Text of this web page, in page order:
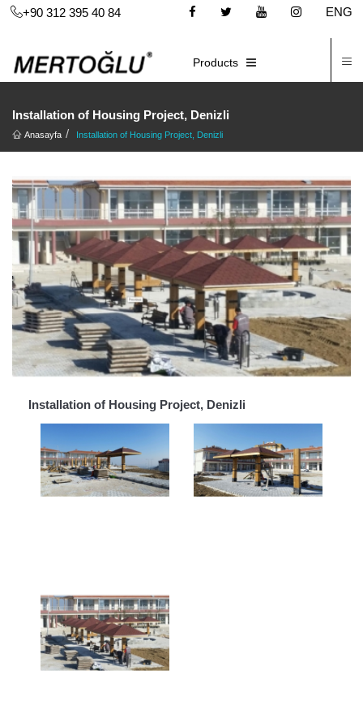
+90 312 395 40 84
ENG
Products
Installation of Housing Project, Denizli
Anasayfa Installation of Housing Project, Denizli
Installation of Housing Project, Denizli